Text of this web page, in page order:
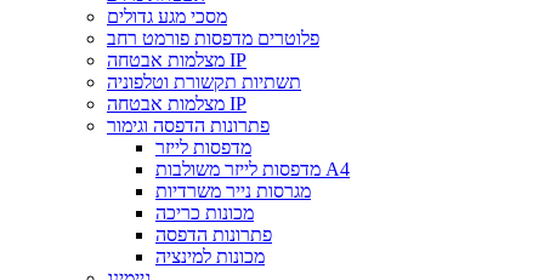
מסכי מגע גדולים
פלוטרים מדפסות פורמט רחב
מצלמות אבטחה IP
תשתיות תקשורת וטלפוניה
מצלמות אבטחה IP
פתרונות הדפסה וגימור
מדפסות לייזר
מדפסות לייזר משולבות A4
מגרסות נייר משרדיות
מכונות כריכה
פתרונות הדפסה
מכונות למינציה